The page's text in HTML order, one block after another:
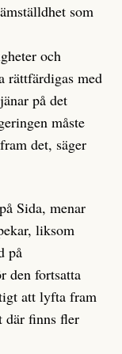
som
och
rättfärdigas med
på det
måste
det, säger
Sida, menar
liksom
på
den fortsatta
att lyfta fram
där finns fler